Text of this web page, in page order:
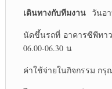
เดินทางกับทีมงานวันอา
นัดขึ้นรถที่ อาคารซีพีทา
06.00-06.30 น
ค่าใช้จ่ายในกิจกรรม กรุ